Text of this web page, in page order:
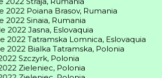
2022 Poiana Brasov, Rumania
2022 Sinaia, Rumania
2022 Jasna, Eslovaquia
2022 Tatramska Lomnica, Eslovaquia
2022 Bialka Tatramska, Polonia
Szczyrk, Polonia
Zieleniec, Polonia